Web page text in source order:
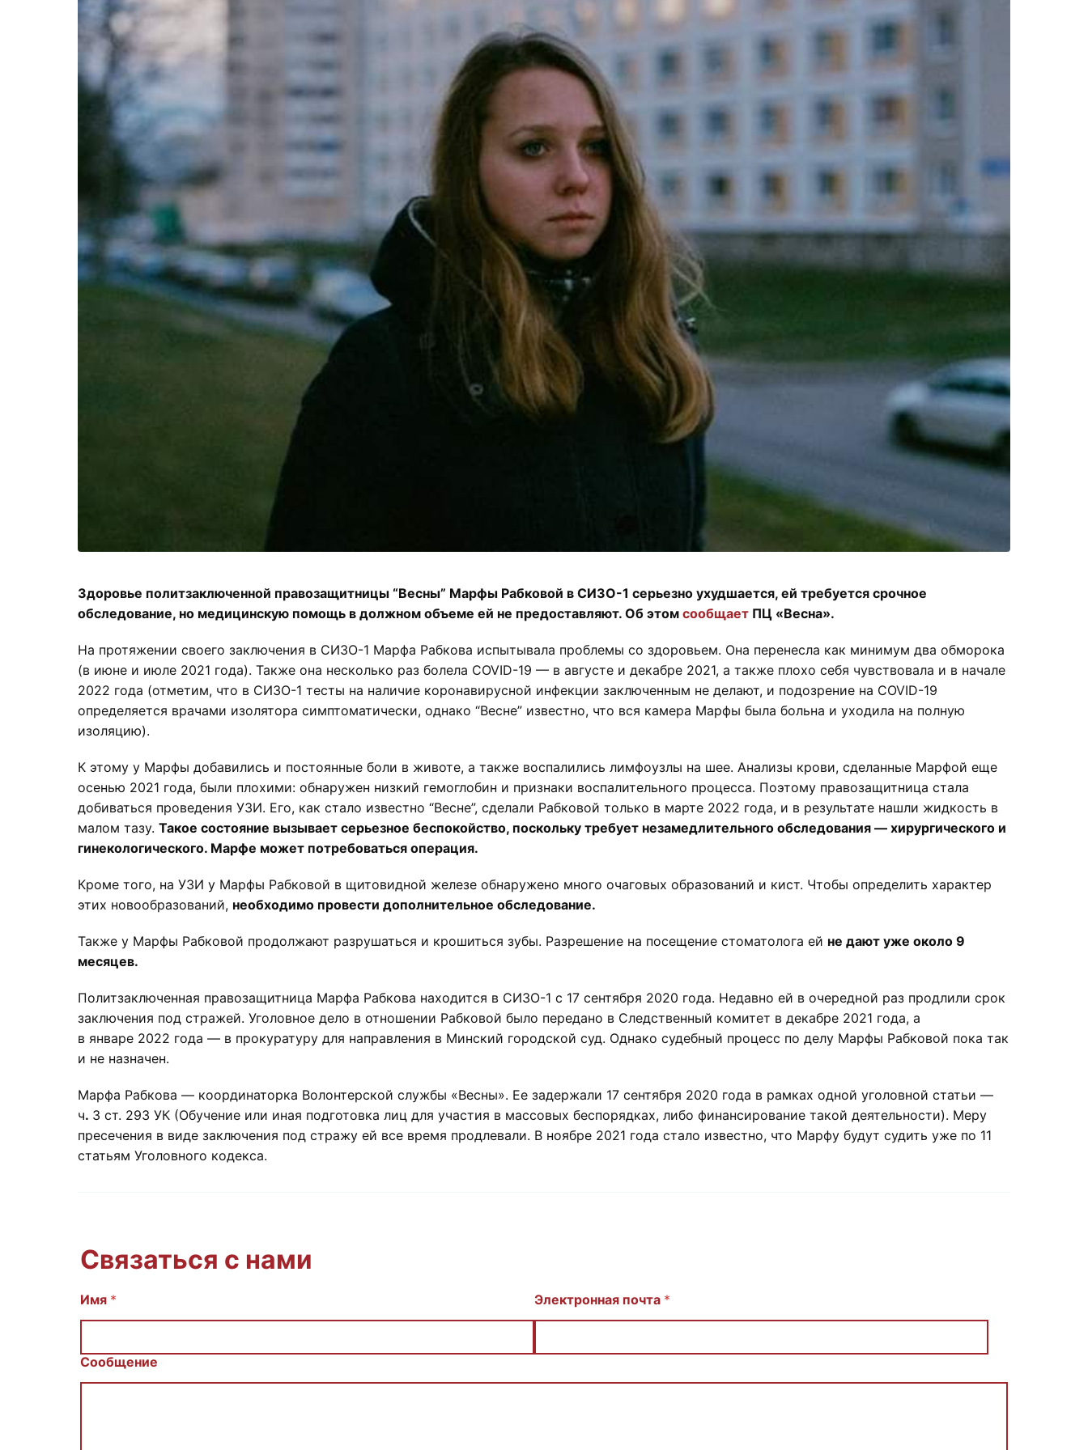
Здоровье политзаключенной правозащитницы “Весны” Марфы Рабковой в СИЗО-1 серьезно ухудшается, ей требуется срочное
обследование, но медицинскую помощь в должном объеме ей не предоставляют. Об этом сообщает ПЦ «Весна».
На протяжении своего заключения в СИЗО-1 Марфа Рабкова испытывала проблемы со здоровьем. Она перенесла как минимум два обморока
(в июне и июле 2021 года). Также она несколько раз болела COVID-19 — в августе и декабре 2021, а также плохо себя чувствовала и в начале
2022 года (отметим, что в СИЗО-1 тесты на наличие коронавирусной инфекции заключенным не делают, и подозрение на COVID-19
определяется врачами изолятора симптоматически, однако “Весне” известно, что вся камера Марфы была больна и уходила на полную
изоляцию).
К этому у Марфы добавились и постоянные боли в животе, а также воспалились лимфоузлы на шее. Анализы крови, сделанные Марфой еще
осенью 2021 года, были плохими: обнаружен низкий гемоглобин и признаки воспалительного процесса. Поэтому правозащитница стала
добиваться проведения УЗИ. Его, как стало известно “Весне”, сделали Рабковой только в марте 2022 года, и в результате нашли жидкость в
малом тазу. Такое состояние вызывает серьезное беспокойство, поскольку требует незамедлительного обследования — хирургического и
гинекологического. Марфе может потребоваться операция.
Кроме того, на УЗИ у Марфы Рабковой в щитовидной железе обнаружено много очаговых образований и кист. Чтобы определить характер
этих новообразований, необходимо провести дополнительное обследование.
Также у Марфы Рабковой продолжают разрушаться и крошиться зубы. Разрешение на посещение стоматолога ей не дают уже около 9
месяцев.
Политзаключенная правозащитница Марфа Рабкова находится в СИЗО-1 с 17 сентября 2020 года. Недавно ей в очередной раз продлили срок
заключения под стражей. Уголовное дело в отношении Рабковой было передано в Следственный комитет в декабре 2021 года, а
в январе 2022 года — в прокуратуру для направления в Минский городской суд. Однако судебный процесс по делу Марфы Рабковой пока так
и не назначен.
Марфа Рабкова — координаторка Волонтерской службы «Весны». Ее задержали 17 сентября 2020 года в рамках одной уголовной статьи —
ч. 3 ст. 293 УК (Обучение или иная подготовка лиц для участия в массовых беспорядках, либо финансирование такой деятельности). Меру
пресечения в виде заключения под стражу ей все время продлевали. В ноябре 2021 года стало известно, что Марфу будут судить уже по 11
статьям Уголовного кодекса.
Связаться с нами
И
m
Имя * Электронная почта *
Сообщение